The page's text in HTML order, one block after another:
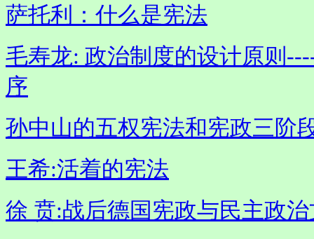
萨托利：什么是宪法
毛寿龙: 政治制度的设计原则
序
孙中山的五权宪法和宪政三阶
王希:活着的宪法
徐 贲:战后德国宪政与民主政